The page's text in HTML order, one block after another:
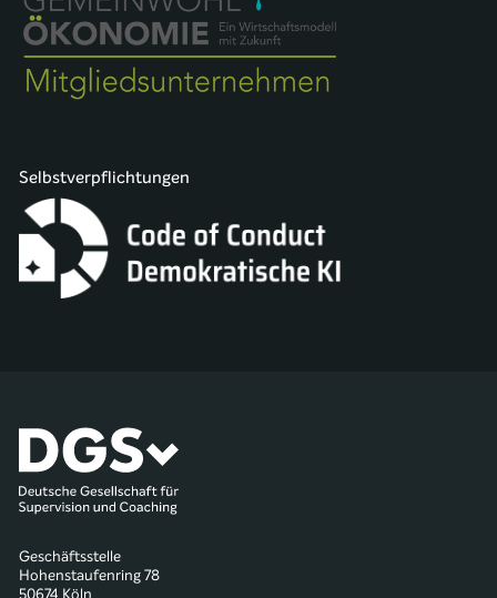
Selbstverpflichtungen
Geschäftsstelle
Hohenstaufenring 78